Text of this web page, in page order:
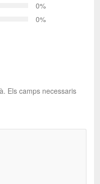
0%
0%
Els camps necessaris